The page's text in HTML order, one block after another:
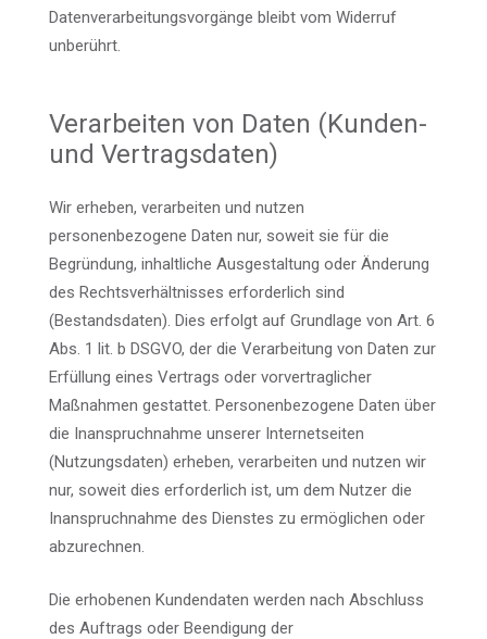
Datenverarbeitungsvorgänge bleibt vom Widerruf
unberührt.
Verarbeiten von Daten (Kunden-
und Vertragsdaten)
Wir erheben, verarbeiten und nutzen
personenbezogene Daten nur, soweit sie für die
Begründung, inhaltliche Ausgestaltung oder Änderung
des Rechtsverhältnisses erforderlich sind
(Bestandsdaten). Dies erfolgt auf Grundlage von Art. 6
Abs. 1 lit. b DSGVO, der die Verarbeitung von Daten zur
Erfüllung eines Vertrags oder vorvertraglicher
Maßnahmen gestattet. Personenbezogene Daten über
die Inanspruchnahme unserer Internetseiten
(Nutzungsdaten) erheben, verarbeiten und nutzen wir
nur, soweit dies erforderlich ist, um dem Nutzer die
Inanspruchnahme des Dienstes zu ermöglichen oder
abzurechnen.
Die erhobenen Kundendaten werden nach Abschluss
des Auftrags oder Beendigung der